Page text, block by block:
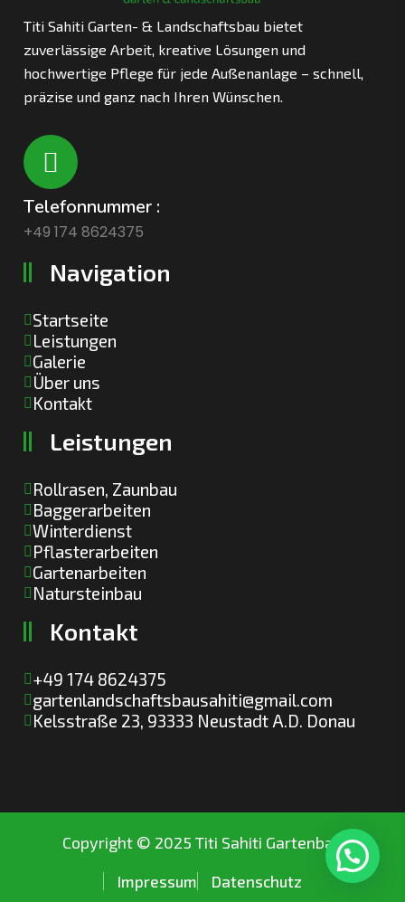
Titi Sahiti Garten- & Landschaftsbau bietet
zuverlässige Arbeit, kreative Lösungen und
hochwertige Pflege für jede Außenanlage – schnell,
präzise und ganz nach Ihren Wünschen.
Telefonnummer :
+49 174 8624375
Navigation
Startseite
Leistungen
Galerie
Über uns
Kontakt
Leistungen
Rollrasen, Zaunbau
Baggerarbeiten
Winterdienst
Pflasterarbeiten
Gartenarbeiten
Natursteinbau
Kontakt
+49 174 8624375
gartenlandschaftsbausahiti@gmail.com
Kelsstraße 23, 93333 Neustadt A.D. Donau
Copyright © 2025 Titi Sahiti Gartenbau
Impressum Datenschutz